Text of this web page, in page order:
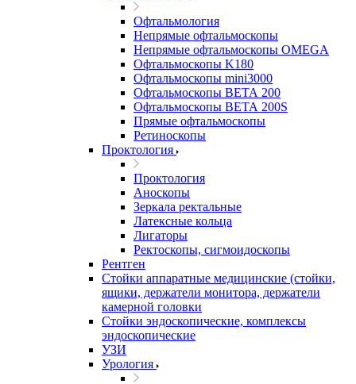
Офтальмология
Непрямые офтальмоскопы
Непрямые офтальмоскопы OMEGA
Офтальмоскопы K180
Офтальмоскопы mini3000
Офтальмоскопы ВЕТА 200
Офтальмоскопы ВЕТА 200S
Прямые офтальмоскопы
Ретиноскопы
Проктология
Проктология
Аноскопы
Зеркала ректальные
Латексные кольца
Лигаторы
Ректоскопы, сигмоидоскопы
Рентген
Стойки аппаратные медицинские (стойки,
ящики, держатели монитора, держатели
камерной головки
Стойки эндоскопические, комплексы
эндоскопические
УЗИ
Урология